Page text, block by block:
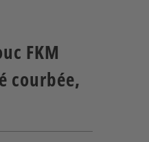
FKM
courbée,